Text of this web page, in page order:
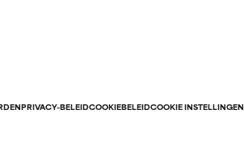
PRIVACY-BELEIDCOOKIEBELEIDCOOKIE INSTELLINGEN